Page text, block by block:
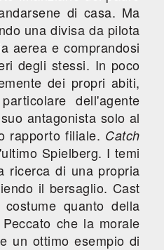
di casa. Ma
una divisa da pilota
aerea e comprandosi
degli stessi. In poco
dei propri abiti,
dell'agente
antagonista solo al
rapporto filiale. Catch
Spielberg. I temi
ricerca di una propria
il bersaglio. Cast
quanto della
che la morale
un ottimo esempio di